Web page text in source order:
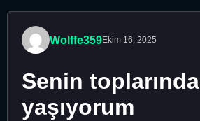
Wolffe359Ekim 16, 2025
Senin toplarında
yaşıyorum